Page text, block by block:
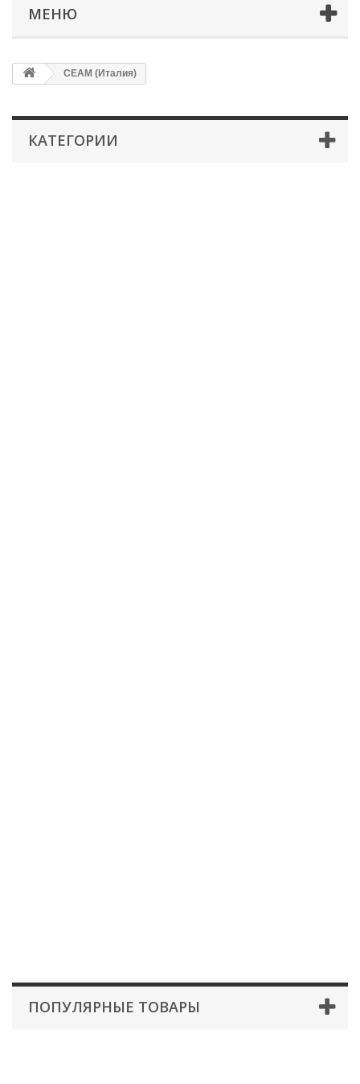
МЕНЮ
CEAM (Италия)
КАТЕГОРИИ
ПОПУЛЯРНЫЕ ТОВАРЫ